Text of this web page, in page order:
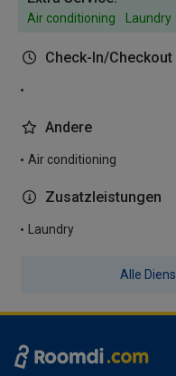
Air conditioning Laundry
Check-In/Checkout
Andere
Air conditioning
Zusatzleistungen
Laundry
Alle